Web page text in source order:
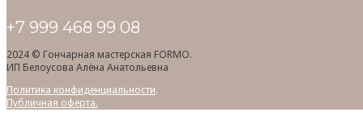
+7 999 468 99 08
2024 © Гончарная мастерская FORMO.
ИП Белоусова Алёна Анатольевна
Политика конфиденциальности.
Публичная оферта.